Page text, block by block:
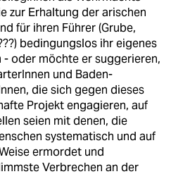
zur Erhaltung der arischen
für ihren Führer (Grube,
bedingungslos ihr eigenes
- oder möchte er suggerieren,
und Baden-
die sich gegen dieses
Projekt engagieren, auf
seien mit denen, die
systematisch und auf
ermordet und
Verbrechen an der